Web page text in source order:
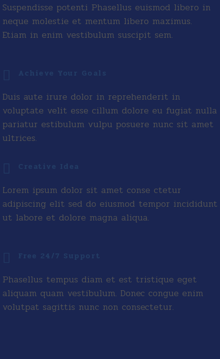
Suspendisse potenti Phasellus euismod libero in
neque molestie et mentum libero maximus.
Etiam in enim vestibulum suscipit sem.
Achieve Your Goals
Duis aute irure dolor in reprehenderit in
voluptate velit esse cillum dolore eu fugiat nulla
pariatur estibulum vulpu posuere nunc sit amet
ultrices.
Creative Idea
Lorem ipsum dolor sit amet conse ctetur
adipiscing elit sed do eiusmod tempor incididunt
ut labore et dolore magna aliqua.
Free 24/7 Support
Phasellus tempus diam et est tristique eget
aliquam quam vestibulum. Donec congue enim
volutpat sagittis nunc non consectetur.